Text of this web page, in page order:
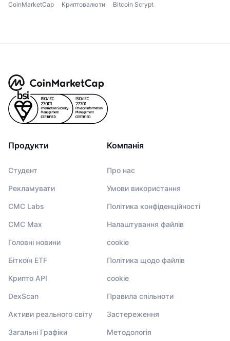
CoinMarketCap Криптовалюти Bitcoin Scrypt
Продукти
Студент
Рекламувати
CMC Labs
CMC Max
Головні новини
Біткоїн ETF
Крипто API
DexScan
Активи реального світу
Загальні Графіки
Компанія
Про нас
Умови використання
Політика конфіденційності
Налаштування файлів
cookie
Політика щодо файлів
cookie
Правила спільноти
Застереження
Методологія